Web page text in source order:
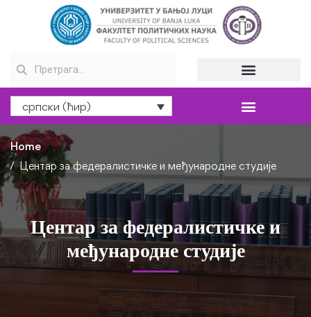
српски (ћир)
Home
Центар за федералистичке и међународне студије
Центар за федералистичке и
међународне студије